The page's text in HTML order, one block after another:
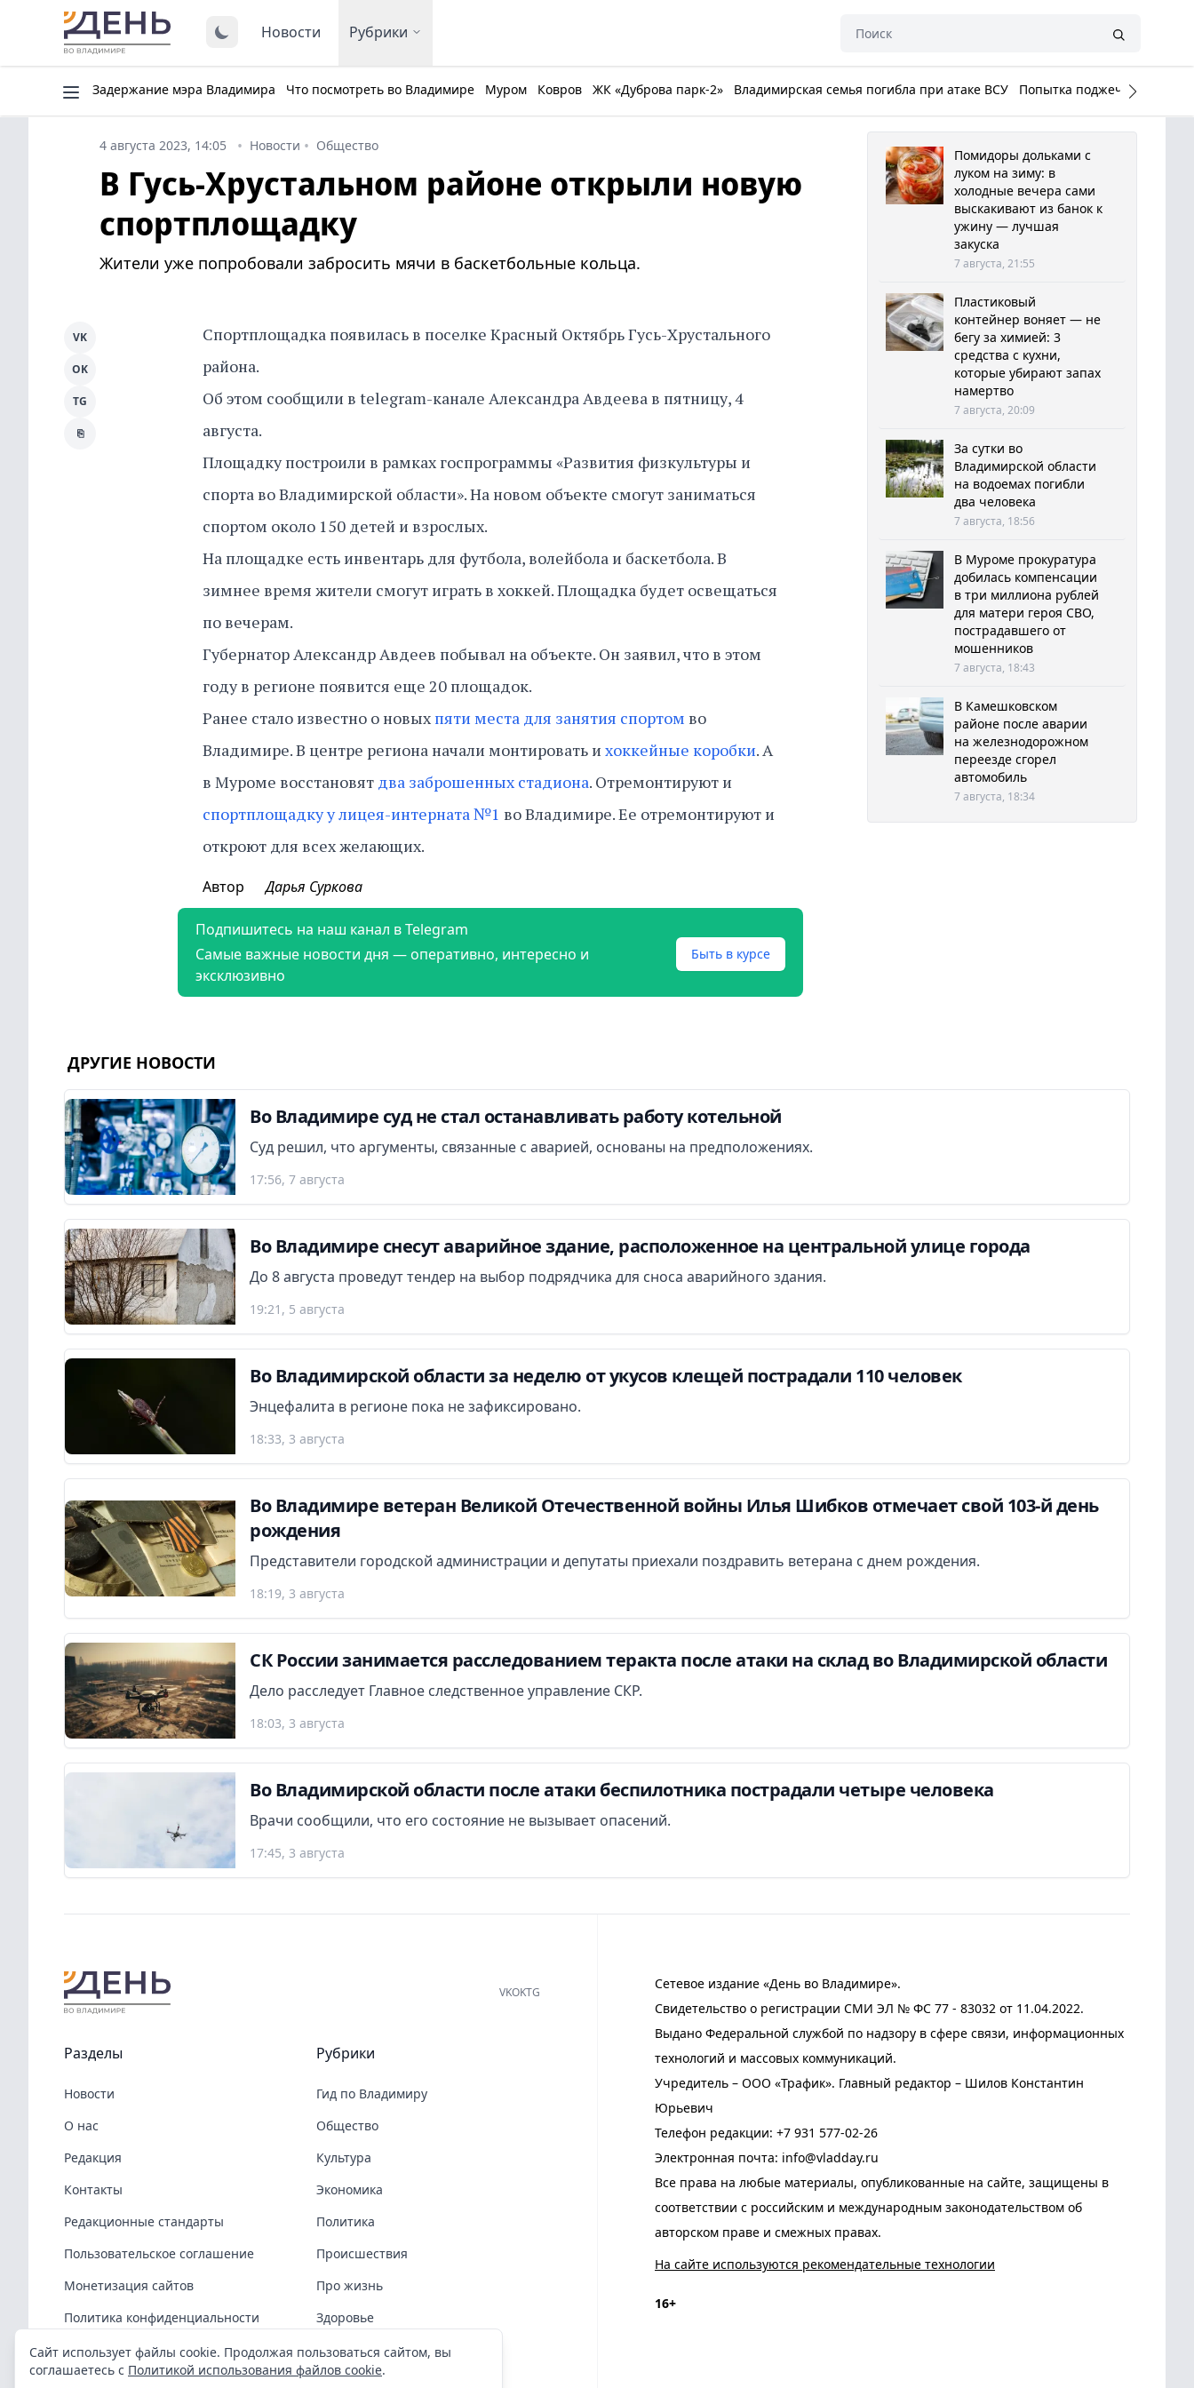
Новости Рубрики
Задержание мэра Владимира Что посмотреть во Владимире Муром Ковров ЖК «Дуброва парк-2» Владимирская семья погибла при атаке ВСУ Попытка поджечь Белый
4 августа 2023, 14:05 Новости Общество
В Гусь-Хрустальном районе открыли новую
спортплощадку
Жители уже попробовали забросить мячи в баскетбольные кольца.
Спортплощадка появилась в поселке Красный Октябрь Гусь-Хрустального
района.
Об этом сообщили в telegram-канале Александра Авдеева в пятницу, 4
августа.
Площадку построили в рамках госпрограммы «Развития физкультуры и
спорта во Владимирской области». На новом объекте смогут заниматься
спортом около 150 детей и взрослых.
На площадке есть инвентарь для футбола, волейбола и баскетбола. В
зимнее время жители смогут играть в хоккей. Площадка будет освещаться
по вечерам.
Губернатор Александр Авдеев побывал на объекте. Он заявил, что в этом
году в регионе появится еще 20 площадок.
Ранее стало известно о новых пяти места для занятия спортом во
Владимире. В центре региона начали монтировать и хоккейные коробки. А
в Муроме восстановят два заброшенных стадиона. Отремонтируют и
спортплощадку у лицея-интерната №1 во Владимире. Ее отремонтируют и
откроют для всех желающих.
VK
OK
TG
⎘
Автор Дарья Суркова
Подпишитесь на наш канал в Telegram
Самые важные новости дня — оперативно, интересно и
эксклюзивно
Быть в курсе
Помидоры дольками с
луком на зиму: в
холодные вечера сами
выскакивают из банок к
ужину — лучшая
закуска
7 августа, 21:55
Пластиковый
контейнер воняет — не
бегу за химией: 3
средства с кухни,
которые убирают запах
намертво
7 августа, 20:09
За сутки во
Владимирской области
на водоемах погибли
два человека
7 августа, 18:56
В Муроме прокуратура
добилась компенсации
в три миллиона рублей
для матери героя СВО,
пострадавшего от
мошенников
7 августа, 18:43
В Камешковском
районе после аварии
на железнодорожном
переезде сгорел
автомобиль
7 августа, 18:34
ДРУГИЕ НОВОСТИ
Во Владимире суд не стал останавливать работу котельной
Суд решил, что аргументы, связанные с аварией, основаны на предположениях.
17:56, 7 августа
Во Владимире снесут аварийное здание, расположенное на центральной улице города
До 8 августа проведут тендер на выбор подрядчика для сноса аварийного здания.
19:21, 5 августа
Во Владимирской области за неделю от укусов клещей пострадали 110 человек
Энцефалита в регионе пока не зафиксировано.
18:33, 3 августа
Во Владимире ветеран Великой Отечественной войны Илья Шибков отмечает свой 103-й день
рождения
Представители городской администрации и депутаты приехали поздравить ветерана с днем рождения.
18:19, 3 августа
СК России занимается расследованием теракта после атаки на склад во Владимирской области
Дело расследует Главное следственное управление СКР.
18:03, 3 августа
Во Владимирской области после атаки беспилотника пострадали четыре человека
Врачи сообщили, что его состояние не вызывает опасений.
17:45, 3 августа
Сетевое издание «День во Владимире».
Свидетельство о регистрации СМИ ЭЛ № ФС 77 - 83032 от 11.04.2022.
Выдано Федеральной службой по надзору в сфере связи, информационных
технологий и массовых коммуникаций.
Учредитель – ООО «Трафик». Главный редактор – Шилов Константин
Юрьевич
Телефон редакции: +7 931 577-02-26
Электронная почта: info@vladday.ru
Все права на любые материалы, опубликованные на сайте, защищены в
соответствии с российским и международным законодательством об
авторском праве и смежных правах.
На сайте используются рекомендательные технологии
16+
VKOKTG
Разделы
Новости
О нас
Редакция
Контакты
Редакционные стандарты
Пользовательское соглашение
Монетизация сайтов
Политика конфиденциальности
Политика cookies
Рубрики
Гид по Владимиру
Общество
Культура
Экономика
Политика
Происшествия
Про жизнь
Здоровье
COVID-19
Спорт
Сайт использует файлы cookie. Продолжая пользоваться сайтом, вы
соглашаетесь с Политикой использования файлов cookie.